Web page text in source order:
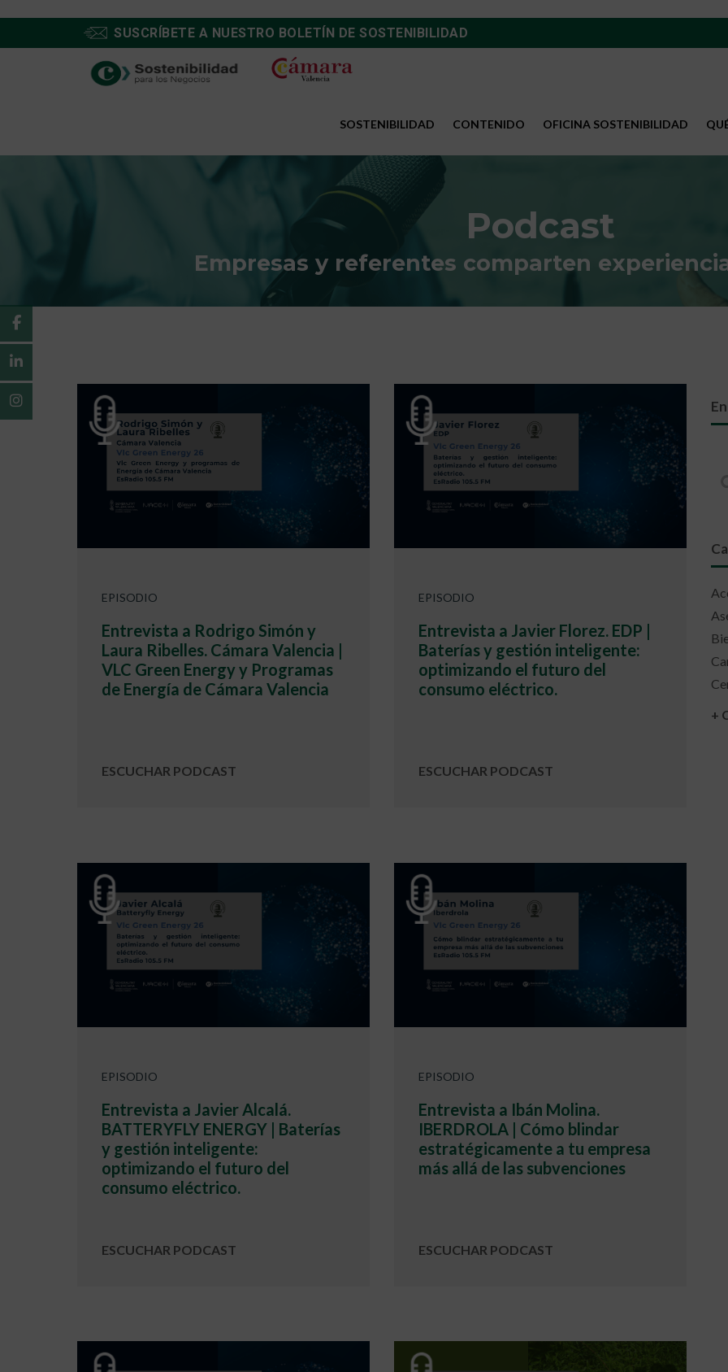
SUSCRÍBETE A NUESTRO BOLETÍN DE SOSTENIBILIDAD
SOSTENIBILIDAD CONTENIDO OFICINA SOSTENIBILIDAD
Podcast
Empresas y referentes comparten
EPISODIO
Entrevista a Rodrigo Simón y
Laura Ribelles. Cámara Valencia |
VLC Green Energy y Programas
de Energía de Cámara Valencia
ESCUCHAR PODCAST
EPISODIO
Entrevista a Javier Florez. EDP |
Baterías y gestión inteligente:
optimizando el futuro del
consumo eléctrico.
ESCUCHAR PODCAST
EPISODIO
Entrevista a Javier Alcalá.
BATTERYFLY ENERGY | Baterías
y gestión inteligente:
optimizando el futuro del
consumo eléctrico.
ESCUCHAR PODCAST
EPISODIO
Entrevista a Ibán Molina.
IBERDROLA | Cómo blindar
estratégicamente a tu empresa
más allá de las subvenciones
ESCUCHAR PODCAST
+